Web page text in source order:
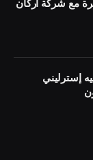
جنيه إسترليني